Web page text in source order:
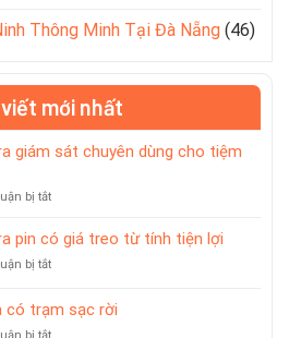
Thông Minh Tại Đà Nẵng (46)
mới nhất
giám sát chuyên dùng cho tiệm
bị tắtở
10
camera
giám
chuyên
pin có giá treo từ tính tiện lợi
bị tắtở
camera
có trạm sạc rời
bị tắtở